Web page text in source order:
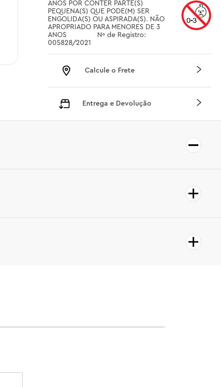
ANOS POR CONTER PARTE(S)
PEQUENA(S) QUE PODE(M) SER
ENGOLIDA(S) OU ASPIRADA(S). NÃO
APROPRIADO PARA MENORES DE 3
ANOS		 Nº de Registro:
005828/2021
Calcule o Frete
Entrega e Devolução